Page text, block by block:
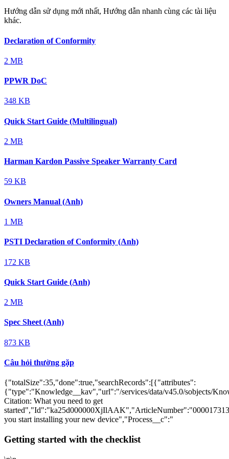
Hướng dẫn sử dụng mới nhất, Hướng dẫn nhanh cùng các tài liệu
khác.
Declaration of Conformity
2 MB
PPWR DoC
348 KB
Quick Start Guide (Multilingual)
2 MB
Harman Kardon Passive Speaker Warranty Card
59 KB
Owners Manual (Anh)
1 MB
PSTI Declaration of Conformity (Anh)
172 KB
Quick Start Guide (Anh)
2 MB
Spec Sheet (Anh)
873 KB
Câu hỏi thường gặp
{"totalSize":35,"done":true,"searchRecords":[{"attributes":
{"type":"Knowledge__kav","url":"/services/data/v45.0/sobjects/
Citation: What you need to get
you start installing your new device","Process__c":"
Getting started with the checklist